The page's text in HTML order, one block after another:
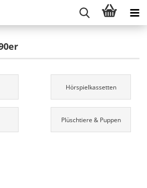
Hörspielkassetten
Plüschtiere & Puppen